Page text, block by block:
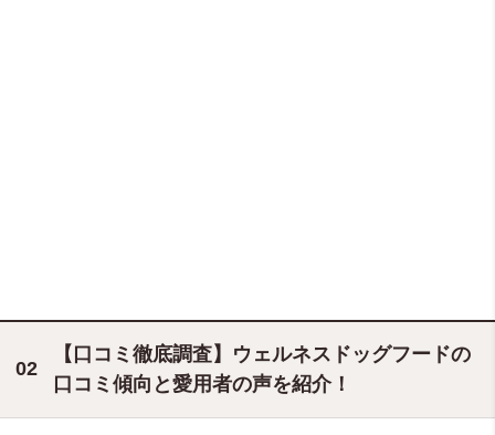
【口コミ徹底調査】ウェルネスドッグフードの
口コミ傾向と愛用者の声を紹介！